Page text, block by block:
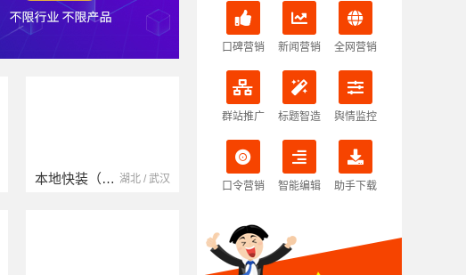
南京玻璃镜子加工厂 江苏 / 南京 湖北省腾冠畅实业贸易有限公司 湖北 / 武汉
口碑营销 新闻营销 全网营销
群站推广 标题智造 舆情监控
口令营销 智能编辑 助手下载